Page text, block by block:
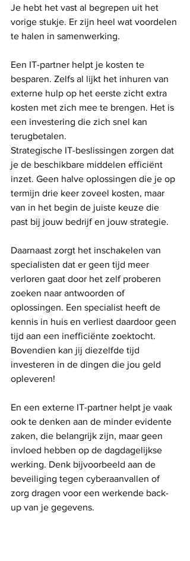
Je hebt het vast al begrepen uit het
vorige stukje. Er zijn heel wat voordelen
te halen in samenwerking.
Een IT-partner helpt je kosten te
besparen. Zelfs al lijkt het inhuren van
externe hulp op het eerste zicht extra
kosten met zich mee te brengen. Het is
een investering die zich snel kan
terugbetalen.
Strategische IT-beslissingen zorgen dat
je de beschikbare middelen efficiënt
inzet. Geen halve oplossingen die je op
termijn drie keer zoveel kosten, maar
van in het begin de juiste keuze die
past bij jouw bedrijf en jouw strategie.
Daarnaast zorgt het inschakelen van
specialisten dat er geen tijd meer
verloren gaat door het zelf proberen
zoeken naar antwoorden of
oplossingen. Een specialist heeft de
kennis in huis en verliest daardoor geen
tijd aan een inefficiënte zoektocht.
Bovendien kan jij diezelfde tijd
investeren in de dingen die jou geld
opleveren!
En een externe IT-partner helpt je vaak
ook te denken aan de minder evidente
zaken, die belangrijk zijn, maar geen
invloed hebben op de dagdagelijkse
werking. Denk bijvoorbeeld aan de
beveiliging tegen cyberaanvallen of
zorg dragen voor een werkende back-
up van je gegevens.